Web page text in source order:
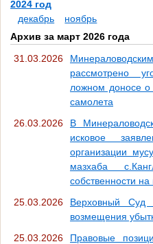
2024 год
декабрь
ноябрь
Архив за март 2026 года
31.03.2026
рассмотрено
ложном доносе о
самолета
26.03.2026
В
исковое
организации
мазхаба
собственности на
25.03.2026
Верховный Суд
возмещения
25.03.2026
Правовые